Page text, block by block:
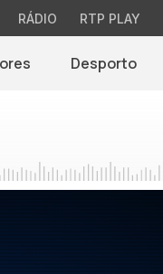
RÁDIO RTP PLAY
Desporto